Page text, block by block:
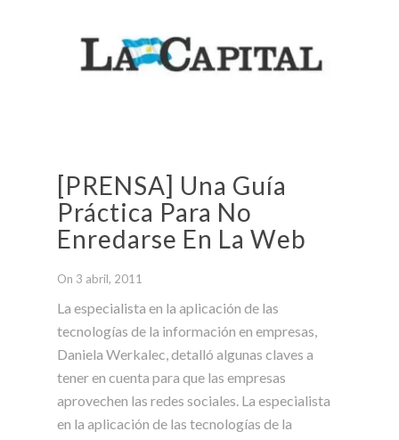
[PRENSA] Una Guía
Práctica Para No
Enredarse En La Web
On 3 abril, 2011
La especialista en la aplicación de las
tecnologías de la información en empresas,
Daniela Werkalec, detalló algunas claves a
tener en cuenta para que las empresas
aprovechen las redes sociales. La especialista
en la aplicación de las tecnologías de la